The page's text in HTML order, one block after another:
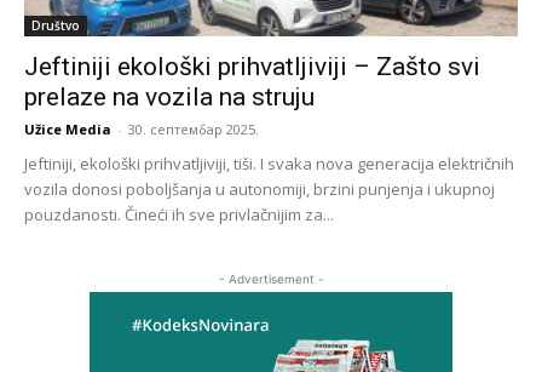
Društvo
Jeftiniji ekološki prihvatljiviji – Zašto svi
prelaze na vozila na struju
Užice Media - 30. септембар 2025.
Jeftiniji, ekološki prihvatljiviji, tiši. I svaka nova generacija električnih
vozila donosi poboljšanja u autonomiji, brzini punjenja i ukupnoj
pouzdanosti. Čineći ih sve privlačnijim za...
- Advertisement -